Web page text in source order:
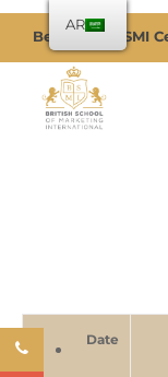
Date
AR